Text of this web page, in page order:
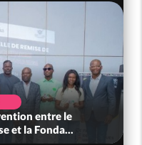
entre le
et la Fonda...